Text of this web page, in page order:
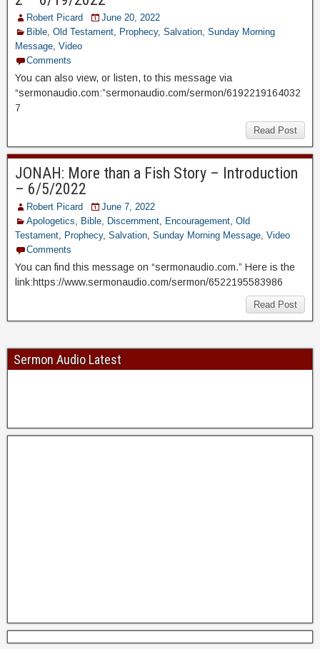
Robert Picard
June 20, 2022
Bible Old Testament Prophecy, Salvation Sunday Morning
Message Video
Comments
You can also view, or listen, to this message via
“sermonaudio.com:”sermonaudio.com/sermon/6192219164032
7
Read Post
JONAH: More than a Fish Story – Introduction
– 6/5/2022
Robert Picard
June 7, 2022
Apologetics
Bible Discernment Encouragement Old
Testament Prophecy, Salvation Sunday Morning Message Video
Comments
You can find this message on “sermonaudio.com.” Here is the
link:https://www.sermonaudio.com/sermon/6522195583986
Read Post
Sermon Audio Latest